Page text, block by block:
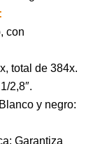
con
total de 384x.
2,8″.
y negro:
Garantiza